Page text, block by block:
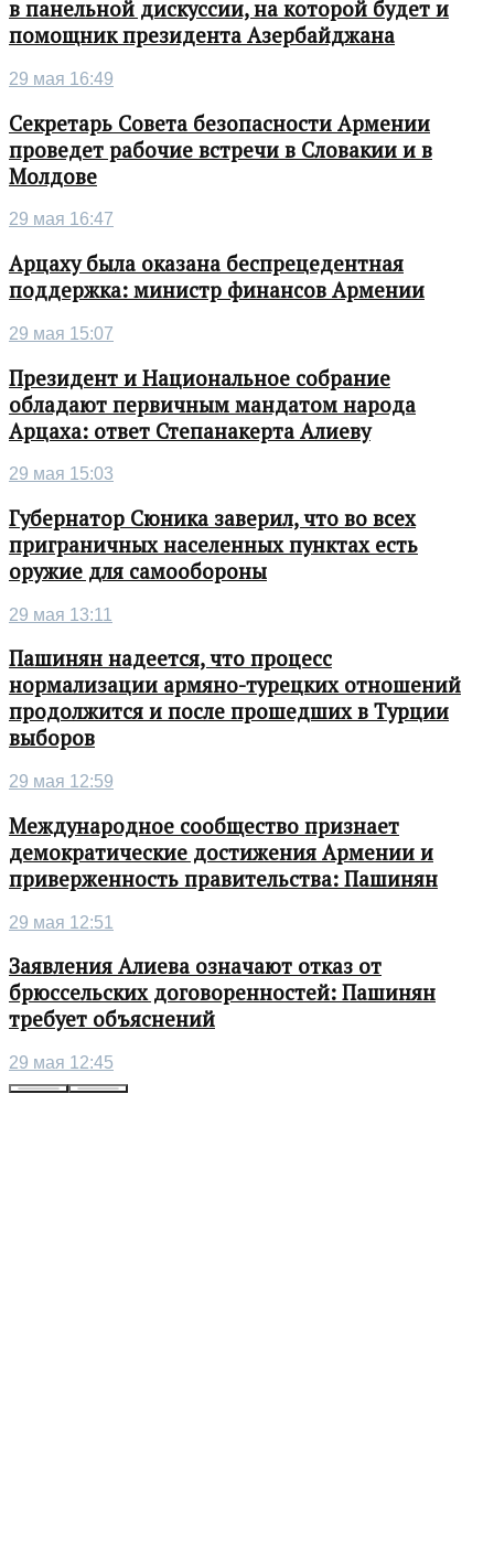
в панельной дискуссии, на которой будет и
помощник президента Азербайджана
29 мая 16:49
Секретарь Совета безопасности Армении
проведет рабочие встречи в Словакии и в
Молдове
29 мая 16:47
Арцаху была оказана беспрецедентная
поддержка: министр финансов Армении
29 мая 15:07
Президент и Национальное собрание
обладают первичным мандатом народа
Арцаха: ответ Степанакерта Алиеву
29 мая 15:03
Губернатор Сюника заверил, что во всех
приграничных населенных пунктах есть
оружие для самообороны
29 мая 13:11
Пашинян надеется, что процесс
нормализации армяно-турецких отношений
продолжится и после прошедших в Турции
выборов
29 мая 12:59
Международное сообщество признает
демократические достижения Армении и
приверженность правительства: Пашинян
29 мая 12:51
Заявления Алиева означают отказ от
брюссельских договоренностей: Пашинян
требует объяснений
29 мая 12:45